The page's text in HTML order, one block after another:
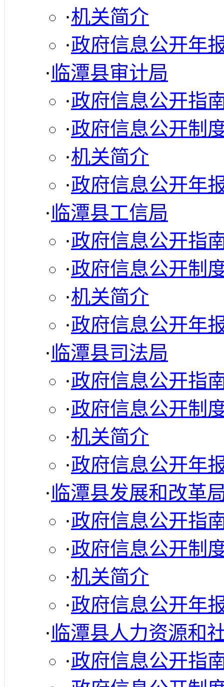
·机关简介
·政府信息公开年
·临潭县审计局
·政府信息公开指
·政府信息公开制
·机关简介
·政府信息公开年
·临潭县工信局
·政府信息公开指
·政府信息公开制
·机关简介
·政府信息公开年
·临潭县司法局
·政府信息公开指
·政府信息公开制
·机关简介
·政府信息公开年
·临潭县发展和改革
·政府信息公开指
·政府信息公开制
·机关简介
·政府信息公开年
·临潭县人力资源和
·政府信息公开指